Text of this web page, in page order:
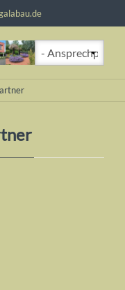
Zielseite